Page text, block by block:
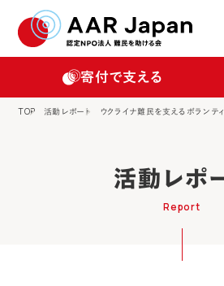
寄付で支える
TOP 活動レポート ウクライナ難民を支えるボランテ
活動レポ
Report